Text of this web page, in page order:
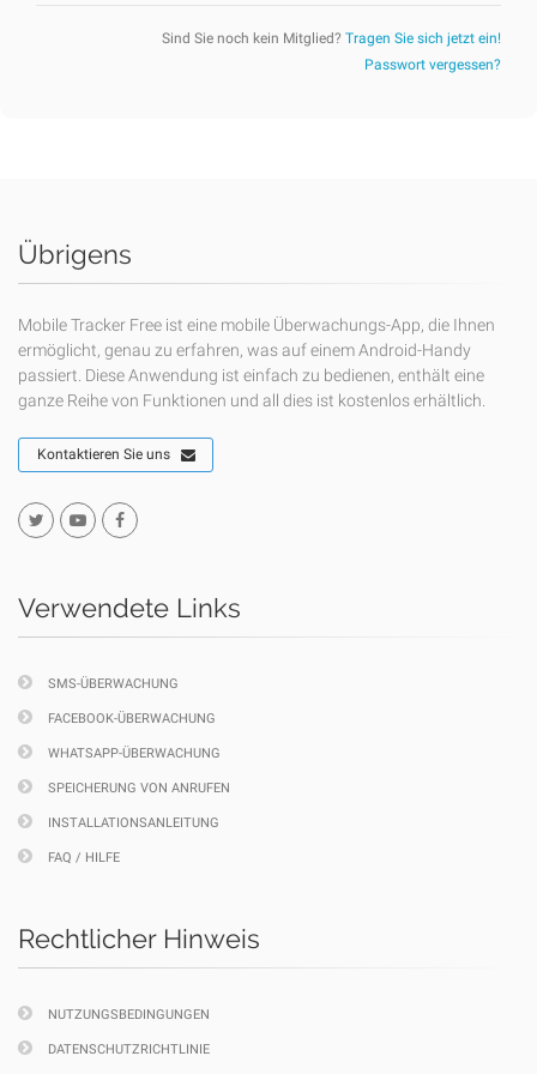
Sind Sie noch kein Mitglied? Tragen Sie sich jetzt ein!
Passwort vergessen?
Übrigens
Mobile Tracker Free ist eine mobile Überwachungs-App, die Ihnen
ermöglicht, genau zu erfahren, was auf einem Android-Handy
passiert. Diese Anwendung ist einfach zu bedienen, enthält eine
ganze Reihe von Funktionen und all dies ist kostenlos erhältlich.
Kontaktieren Sie uns
Verwendete Links
SMS-ÜBERWACHUNG
FACEBOOK-ÜBERWACHUNG
WHATSAPP-ÜBERWACHUNG
SPEICHERUNG VON ANRUFEN
INSTALLATIONSANLEITUNG
FAQ / HILFE
Rechtlicher Hinweis
NUTZUNGSBEDINGUNGEN
DATENSCHUTZRICHTLINIE